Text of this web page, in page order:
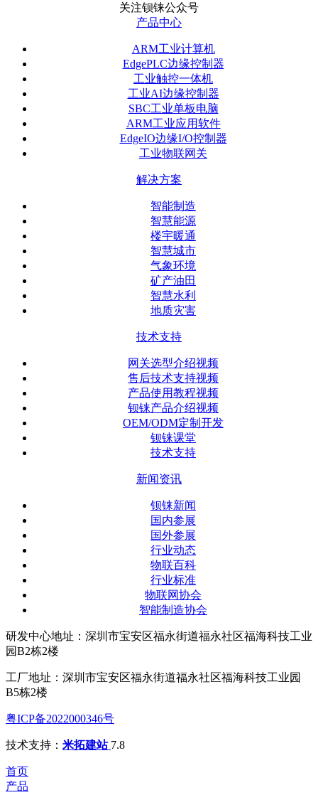
关注钡铼公众号
产品中心
ARM工业计算机
EdgePLC边缘控制器
工业触控一体机
工业AI边缘控制器
SBC工业单板电脑
ARM工业应用软件
EdgeIO边缘I/O控制器
工业物联网关
解决方案
智能制造
智慧能源
楼宇暖通
智慧城市
气象环境
矿产油田
智慧水利
地质灾害
技术支持
网关选型介绍视频
售后技术支持视频
产品使用教程视频
钡铼产品介绍视频
OEM/ODM定制开发
钡铼课堂
技术支持
新闻资讯
钡铼新闻
国内参展
国外参展
行业动态
物联百科
行业标准
物联网协会
智能制造协会
研发中心地址：深圳市宝安区福永街道福永社区福海科技工业
园B2栋2楼
工厂地址：深圳市宝安区福永街道福永社区福海科技工业园
B5栋2楼
粤ICP备2022000346号
技术支持： 米拓建站 7.8
首页
产品